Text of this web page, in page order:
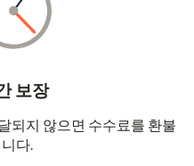
보장
되지 않으면 수수료를 환불
다.